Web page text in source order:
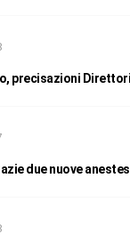
precisazioni
due nuove